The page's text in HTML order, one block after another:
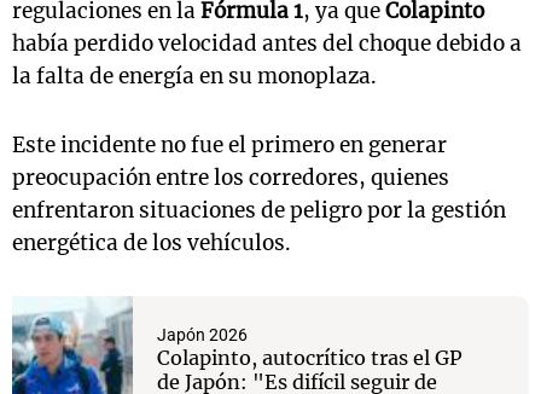
regulaciones en laFórmula 1, ya queColapinto
había perdido velocidad antes del choque debido a
la falta de energía en su monoplaza.
Este incidente no fue el primero en generar
preocupación entre los corredores, quienes
enfrentaron situaciones de peligro por la gestión
energética de los vehículos.
Japón 2026
Colapinto, autocrítico tras el GP
de Japón: "Es difícil seguir de